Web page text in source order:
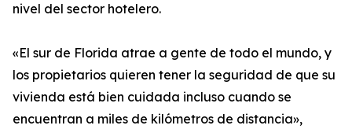
nivel del sector hotelero.
«El sur de Florida atrae a gente de todo el mundo, y
los propietarios quieren tener la seguridad de que su
vivienda está bien cuidada incluso cuando se
encuentran a miles de kilómetros de distancia»,